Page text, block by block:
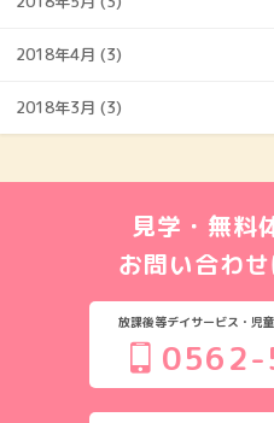
2018年4月 (3)
2018年3月 (3)
見学・無料
お問い合わ
放課後等デイサービス・児